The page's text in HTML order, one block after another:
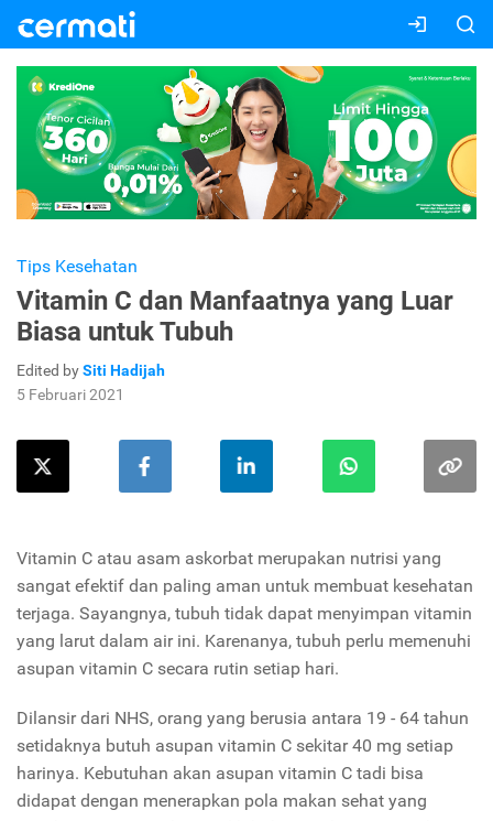
Tips Kesehatan
Vitamin C dan Manfaatnya yang Luar
Biasa untuk Tubuh
Edited bySiti Hadijah
5 Februari 2021
Vitamin C atau asam askorbat merupakan nutrisi yang
sangat efektif dan paling aman untuk membuat kesehatan
terjaga. Sayangnya, tubuh tidak dapat menyimpan vitamin
yang larut dalam air ini. Karenanya, tubuh perlu memenuhi
asupan vitamin C secara rutin setiap hari.
Dilansir dari NHS, orang yang berusia antara 19 - 64 tahun
setidaknya butuh asupan vitamin C sekitar 40 mg setiap
harinya. Kebutuhan akan asupan vitamin C tadi bisa
didapat dengan menerapkan pola makan sehat yang